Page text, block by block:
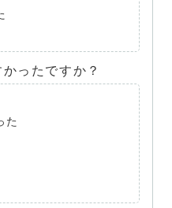
ったですか？
た